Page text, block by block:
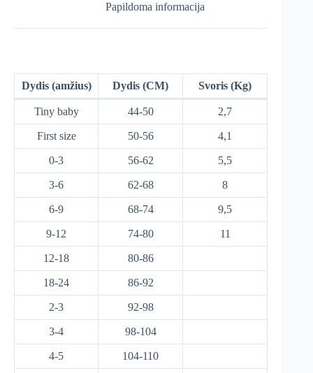
Papildoma informacija
Dydis (amžius) Dydis (CM) Svoris (Kg)
Tiny baby 44-50 2,7
First size 50-56 4,1
0-3 56-62 5,5
3-6 62-68 8
6-9 68-74 9,5
9-12 74-80 11
12-18 80-86
18-24 86-92
2-3 92-98
3-4 98-104
4-5 104-110